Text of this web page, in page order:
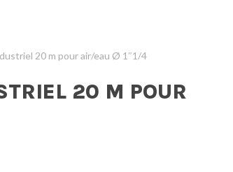
20 m pour air/eau Ø 1″1/4
20 M POUR